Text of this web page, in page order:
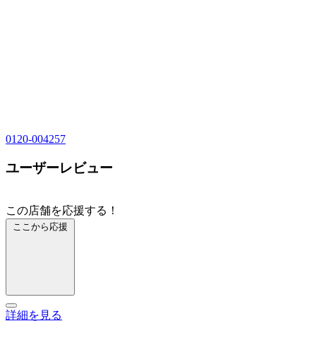
0120-004257
ユーザーレビュー
この店舗を応援する！
ここから応援
詳細を見る